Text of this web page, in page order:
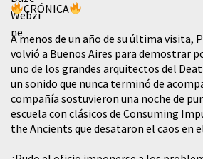
CRÓNICA
A menos de un año de su última visita,
volvió a Buenos Aires para demostrar
uno de los grandes arquitectos del
un sonido que nunca terminó de
compañía sostuvieron una noche de
escuela con clásicos de Consuming
the Ancients que desataron el caos en